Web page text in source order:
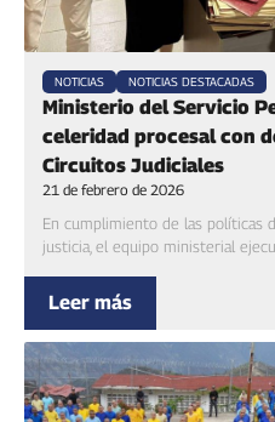
NOTICIAS NOTICIAS DESTACADAS
Ministerio del Servicio
celeridad procesal con
Circuitos Judiciales
21 de febrero de 2026
En cumplimiento de las políticas
justicia, el equipo ministerial
Leer más